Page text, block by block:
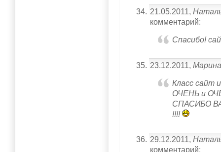
21.05.2011,
комментарий:
Спасибо!
23.12.2011,
Класс сайт
ОЧЕНЬ и
СПАСИБО
!!!!
29.12.2011,
комментарий: